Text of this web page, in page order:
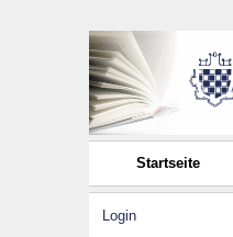
Startseite
Login